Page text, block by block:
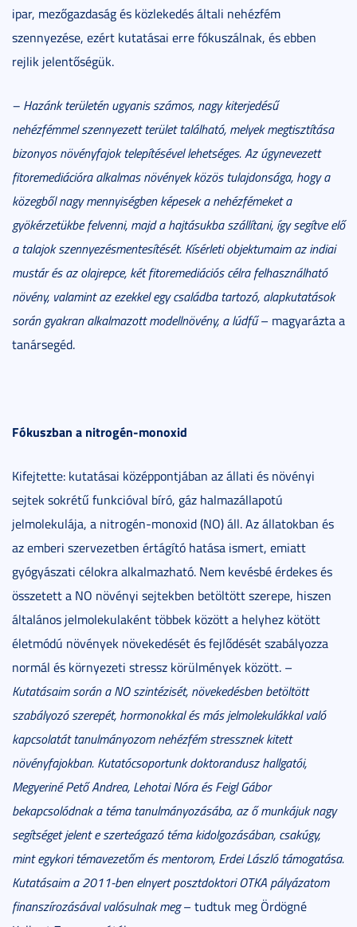
ipar, mezőgazdaság és közlekedés általi nehézfém
szennyezése, ezért kutatásai erre fókuszálnak, és ebben
rejlik jelentőségük.
– Hazánk területén ugyanis számos, nagy kiterjedésű
nehézfémmel szennyezett terület található, melyek megtisztítása
bizonyos növényfajok telepítésével lehetséges. Az úgynevezett
fitoremediációra alkalmas növények közös tulajdonsága, hogy a
közegből nagy mennyiségben képesek a nehézfémeket a
gyökérzetükbe felvenni, majd a hajtásukba szállítani, így segítve elő
a talajok szennyezésmentesítését. Kísérleti objektumaim az indiai
mustár és az olajrepce, két fitoremediációs célra felhasználható
növény, valamint az ezekkel egy családba tartozó, alapkutatások
során gyakran alkalmazott modellnövény, a lúdfű– magyarázta a
tanársegéd.
Fókuszban a nitrogén-monoxid
Kifejtette: kutatásai középpontjában az állati és növényi
sejtek sokrétű funkcióval bíró, gáz halmazállapotú
jelmolekulája, a nitrogén-monoxid (NO) áll. Az állatokban és
az emberi szervezetben értágító hatása ismert, emiatt
gyógyászati célokra alkalmazható. Nem kevésbé érdekes és
összetett a NO növényi sejtekben betöltött szerepe, hiszen
általános jelmolekulaként többek között a helyhez kötött
életmódú növények növekedését és fejlődését szabályozza
normál és környezeti stressz körülmények között. –
Kutatásaim során a NO szintézisét, növekedésben betöltött
szabályozó szerepét, hormonokkal és más jelmolekulákkal való
kapcsolatát tanulmányozom nehézfém stressznek kitett
növényfajokban. Kutatócsoportunk doktorandusz hallgatói,
Megyeriné Pető Andrea, Lehotai Nóra és Feigl Gábor
bekapcsolódnak a téma tanulmányozásába, az ő munkájuk nagy
segítséget jelent e szerteágazó téma kidolgozásában, csakúgy,
mint egykori témavezetőm és mentorom, Erdei László támogatása.
Kutatásaim a 2011-ben elnyert posztdoktori OTKA pályázatom
finanszírozásával valósulnak meg– tudtuk meg Ördögné